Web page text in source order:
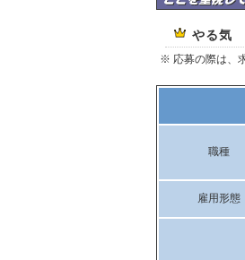
やる気
※ 応募の際は、
職種
雇用形態